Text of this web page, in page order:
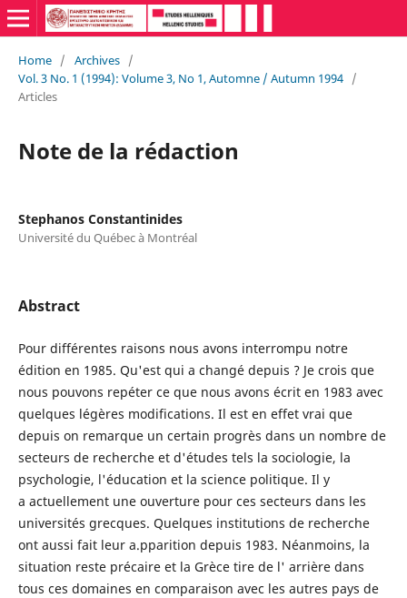
Home / Archives /
Vol. 3 No. 1 (1994): Volume 3, No 1, Automne / Autumn 1994 /
Articles
Note de la rédaction
Stephanos Constantinides
Université du Québec à Montréal
Abstract
Pour différentes raisons nous avons interrompu notre
édition en 1985. Qu'est qui a changé depuis ? Je crois que
nous pouvons repéter ce que nous avons écrit en 1983 avec
quelques légères modifications. Il est en effet vrai que
depuis on remarque un certain progrès dans un nombre de
secteurs de recherche et d'études tels la sociologie, la
psychologie, l'éducation et la science politique. Il y
a actuellement une ouverture pour ces secteurs dans les
universités grecques. Quelques institutions de recherche
ont aussi fait leur a.pparition depuis 1983. Néanmoins, la
situation reste précaire et la Grèce tire de l' arrière dans
tous ces domaines en comparaison avec les autres pays de